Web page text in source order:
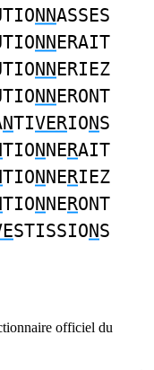
NNASSES
NNERAIT
NNERIEZ
NNERONT
NTIVERIONS
TIONNERAIT
TIONNERIEZ
TIONNERONT
STISSIONS
officiel du